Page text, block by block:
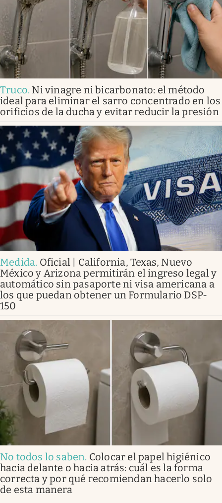
Truco. Ni vinagre ni bicarbonato: el método
ideal para eliminar el sarro concentrado en los
orificios de la ducha y evitar reducir la presión
Medida. Oficial | California, Texas, Nuevo
México y Arizona permitirán el ingreso legal y
automático sin pasaporte ni visa americana a
los que puedan obtener un Formulario DSP-
150
No todos lo saben. Colocar el papel higiénico
hacia delante o hacia atrás: cuál es la forma
correcta y por qué recomiendan hacerlo solo
de esta manera